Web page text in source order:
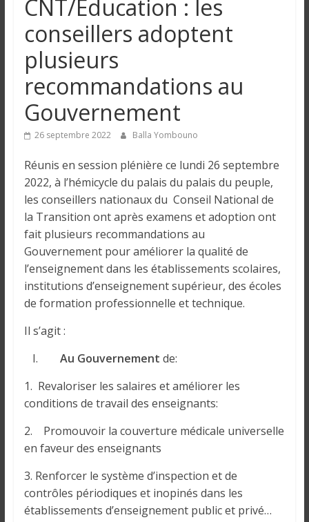
n
g
u
e
CNT/Education : les
conseillers adoptent
plusieurs
recommandations au
Gouvernement
26 septembre 2022 Balla Yombouno
Réunis en session plénière ce lundi 26 septembre
2022, à l’hémicycle du palais du palais du peuple,
les conseillers nationaux du Conseil National de
la Transition ont après examens et adoption ont
fait plusieurs recommandations au
Gouvernement pour améliorer la qualité de
l’enseignement dans les établissements scolaires,
institutions d’enseignement supérieur, des écoles
de formation professionnelle et technique.
Il s’agit :
I. Au Gouvernement de:
1. Revaloriser les salaires et améliorer les
conditions de travail des enseignants:
2. Promouvoir la couverture médicale universelle
en faveur des enseignants
3. Renforcer le système d’inspection et de
contrôles périodiques et inopinés dans les
établissements d’enseignement public et privé…